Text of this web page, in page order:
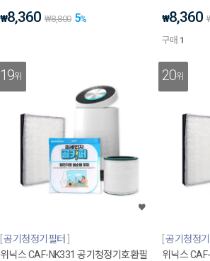
₩8,360 ₩8,800 5% ₩8,360
구매 1
19위
공기청정기필터
위닉스 CAF-NK331 공기청정기호환필
20위
공기청정
위닉스